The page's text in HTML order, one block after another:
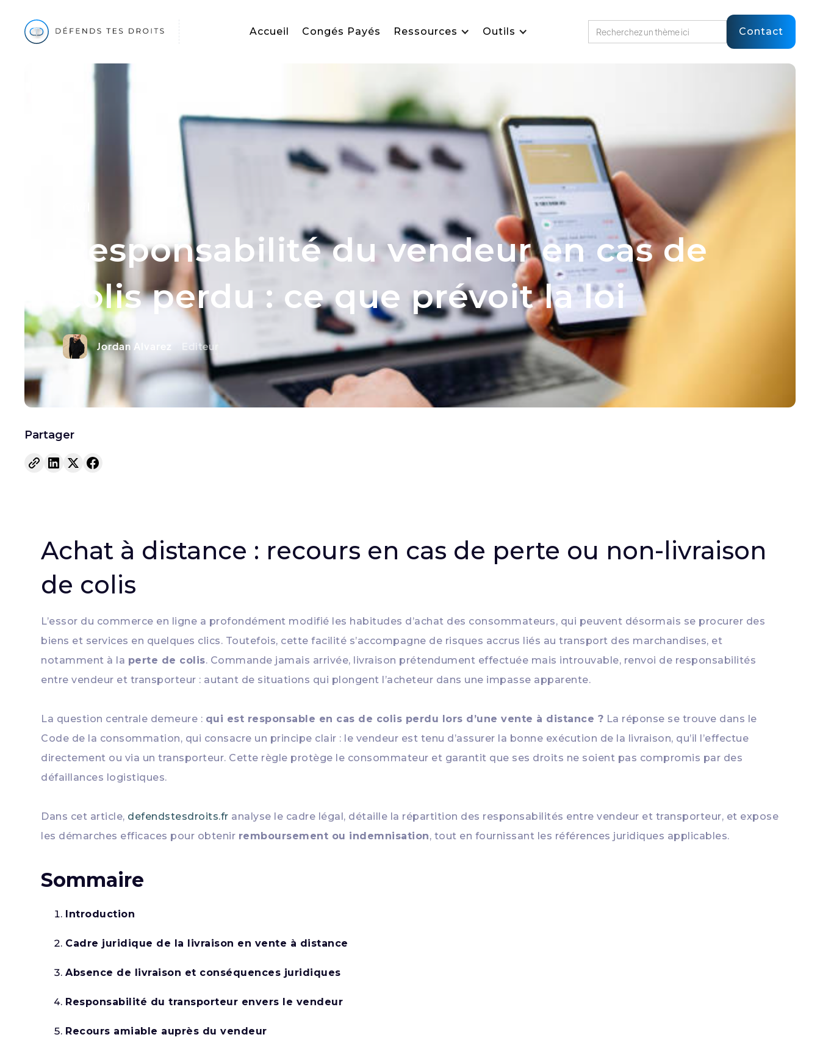
Accueil Congés Payés Ressources Outils Contact
Responsabilité du vendeur en cas de
colis perdu : ce que prévoit la loi
Jordan Alvarez Editeur
Partager
Achat à distance : recours en cas de perte ou non-livraison
de colis
L’essor du commerce en ligne a profondément modifié les habitudes d’achat des consommateurs, qui peuvent désormais se procurer des
biens et services en quelques clics. Toutefois, cette facilité s’accompagne de risques accrus liés au transport des marchandises, et
notamment à la perte de colis. Commande jamais arrivée, livraison prétendument effectuée mais introuvable, renvoi de responsabilités
entre vendeur et transporteur : autant de situations qui plongent l’acheteur dans une impasse apparente.
La question centrale demeure : qui est responsable en cas de colis perdu lors d’une vente à distance ? La réponse se trouve dans le
Code de la consommation, qui consacre un principe clair : le vendeur est tenu d’assurer la bonne exécution de la livraison, qu’il l’effectue
directement ou via un transporteur. Cette règle protège le consommateur et garantit que ses droits ne soient pas compromis par des
défaillances logistiques.
Dans cet article, defendstesdroits.fr analyse le cadre légal, détaille la répartition des responsabilités entre vendeur et transporteur, et expose
les démarches efficaces pour obtenir remboursement ou indemnisation, tout en fournissant les références juridiques applicables.
Sommaire
Introduction
Cadre juridique de la livraison en vente à distance
Absence de livraison et conséquences juridiques
Responsabilité du transporteur envers le vendeur
Recours amiable auprès du vendeur